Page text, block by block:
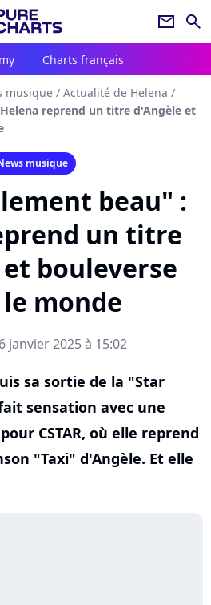
newsletter search
Charts français
musique / Actualité de Helena /
reprend un titre d'Angèle et
musique
beau" :
un titre
bouleverse
monde
janvier 2025 à 15:02
sa sortie de la "Star
sensation avec une
CSTAR, où elle reprend
"Taxi" d'Angèle. Et elle